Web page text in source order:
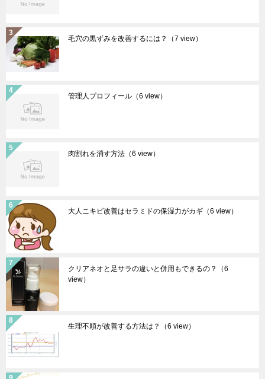
毛穴の黒ずみを改善するには？ （7 view）
管理人プロフィール （6 view）
肉割れを消す方法 （6 view）
大人ニキビ改善はセラミドの保湿力がカギ （6 view）
クリアネオと足サラの違いと併用もできるの？
（6
view）
生理不順が改善する方法は？ （6 view）